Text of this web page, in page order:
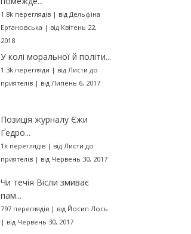
1.8k переглядів| від Дельфіна
Ертановська | від Квітень 22,
2018
У колі моральної й політи...
1.3k перегляди | від Листи до
приятелів| від Липень 6, 2017
Позиція журналу Єжи
Ґедро...
1k переглядів| від Листи до
приятелів| від Червень 30, 2017
Чи течія Вісли змиває
пам...
797 переглядів| від Йосип Лось
| від Червень 30, 2017